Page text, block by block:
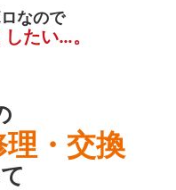
なので
たい…。
・交換